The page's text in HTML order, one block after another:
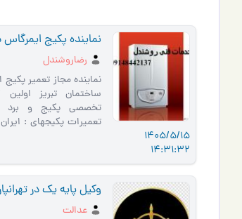
1405/5/15
14:31:32
نماینده پکیج ایمرگاس
رضاروشندل
نماینده مجاز تعمیر
ساختمان تبریز اولین
تخصصی پکیج و برد
تعمیرات پکیجهای : ایران
وکیل پایه یک در
عدالت